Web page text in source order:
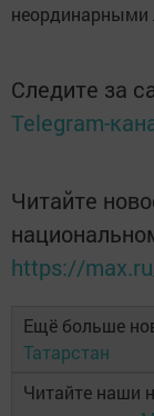
Следите за
Telegram-
Читайте
https://
Ещё больше
Татарстан
Читайте наши